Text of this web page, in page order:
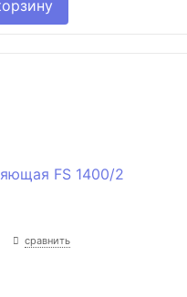
сравнить